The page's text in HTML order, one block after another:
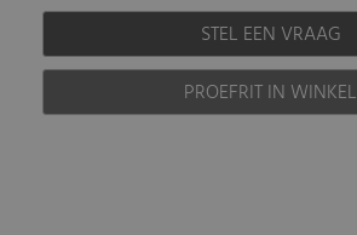
STEL EEN VRAAG
PROEFRIT IN WINKEL